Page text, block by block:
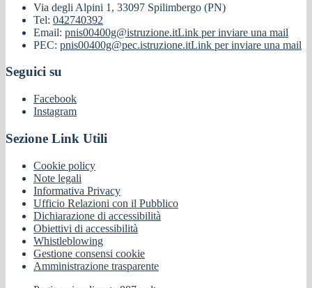
Via degli Alpini 1, 33097 Spilimbergo (PN)
Tel: 042740392
Email: pnis00400g@istruzione.itLink per inviare una mail
PEC: pnis00400g@pec.istruzione.itLink per inviare una mail
Seguici su
Facebook
Instagram
Sezione Link Utili
Cookie policy
Note legali
Informativa Privacy
Ufficio Relazioni con il Pubblico
Dichiarazione di accessibilità
Obiettivi di accessibilità
Whistleblowing
Gestione consensi cookie
Amministrazione trasparente